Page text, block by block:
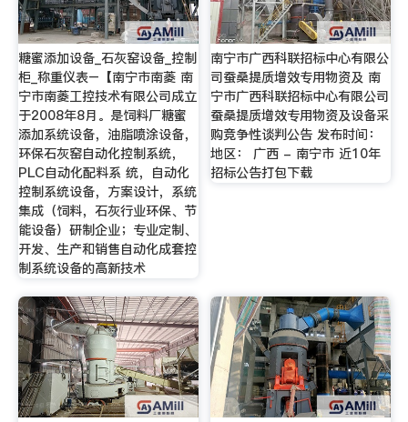
糖蜜添加设备_石灰窑设备_控制
柜_称重仪表–【南宁市南菱 南
宁市南菱工控技术有限公司成立
于2008年8月。是饲料厂糖蜜
添加系统设备，油脂喷涂设备，
环保石灰窑自动化控制系统，
PLC自动化配料系 统，自动化
控制系统设备，方案设计，系统
集成（饲料，石灰行业环保、节
能设备）研制企业；专业定制、
开发、生产和销售自动化成套控
制系统设备的高新技术
南宁市广西科联招标中心有限公
司蚕桑提质增效专用物资及 南
宁市广西科联招标中心有限公司
蚕桑提质增效专用物资及设备采
购竞争性谈判公告 发布时间：
地区： 广西 - 南宁市 近10年
招标公告打包下载